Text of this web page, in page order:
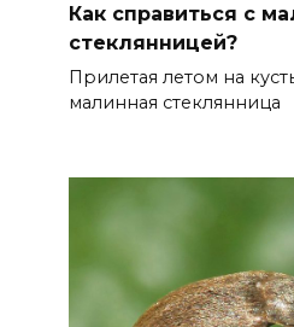
Как справиться с
стеклянницей?
Прилетая летом на
малинная стеклянница